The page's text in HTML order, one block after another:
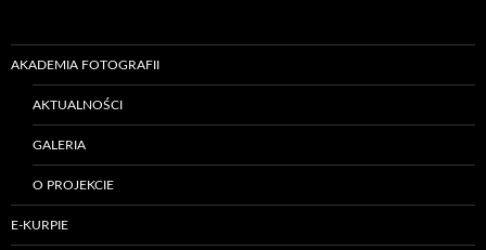
AKADEMIA FOTOGRAFII
AKTUALNOŚCI
GALERIA
O PROJEKCIE
E-KURPIE